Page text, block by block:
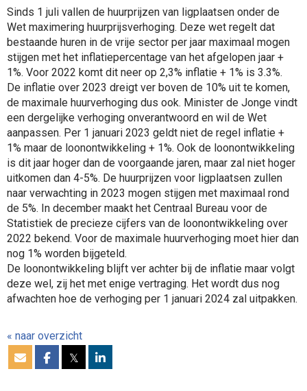
Sinds 1 juli vallen de huurprijzen van ligplaatsen onder de
Wet maximering huurprijsverhoging. Deze wet regelt dat
bestaande huren in de vrije sector per jaar maximaal mogen
stijgen met het inflatiepercentage van het afgelopen jaar +
1%. Voor 2022 komt dit neer op 2,3% inflatie + 1% is 3.3%.
De inflatie over 2023 dreigt ver boven de 10% uit te komen,
de maximale huurverhoging dus ook. Minister de Jonge vindt
een dergelijke verhoging onverantwoord en wil de Wet
aanpassen. Per 1 januari 2023 geldt niet de regel inflatie +
1% maar de loonontwikkeling + 1%. Ook de loonontwikkeling
is dit jaar hoger dan de voorgaande jaren, maar zal niet hoger
uitkomen dan 4-5%. De huurprijzen voor ligplaatsen zullen
naar verwachting in 2023 mogen stijgen met maximaal rond
de 5%. In december maakt het Centraal Bureau voor de
Statistiek de precieze cijfers van de loonontwikkeling over
2022 bekend. Voor de maximale huurverhoging moet hier dan
nog 1% worden bijgeteld.
De loonontwikkeling blijft ver achter bij de inflatie maar volgt
deze wel, zij het met enige vertraging. Het wordt dus nog
afwachten hoe de verhoging per 1 januari 2024 zal uitpakken.
« naar overzicht
𝕏